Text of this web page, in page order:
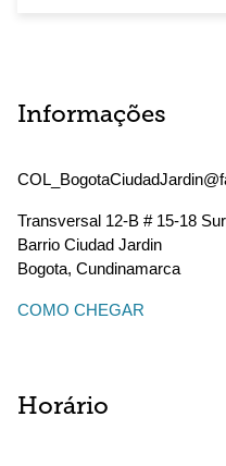
Informações
Transversal 12-B # 15-18 Sur
Barrio Ciudad Jardin
Bogota, Cundinamarca
COMO CHEGAR
Horário